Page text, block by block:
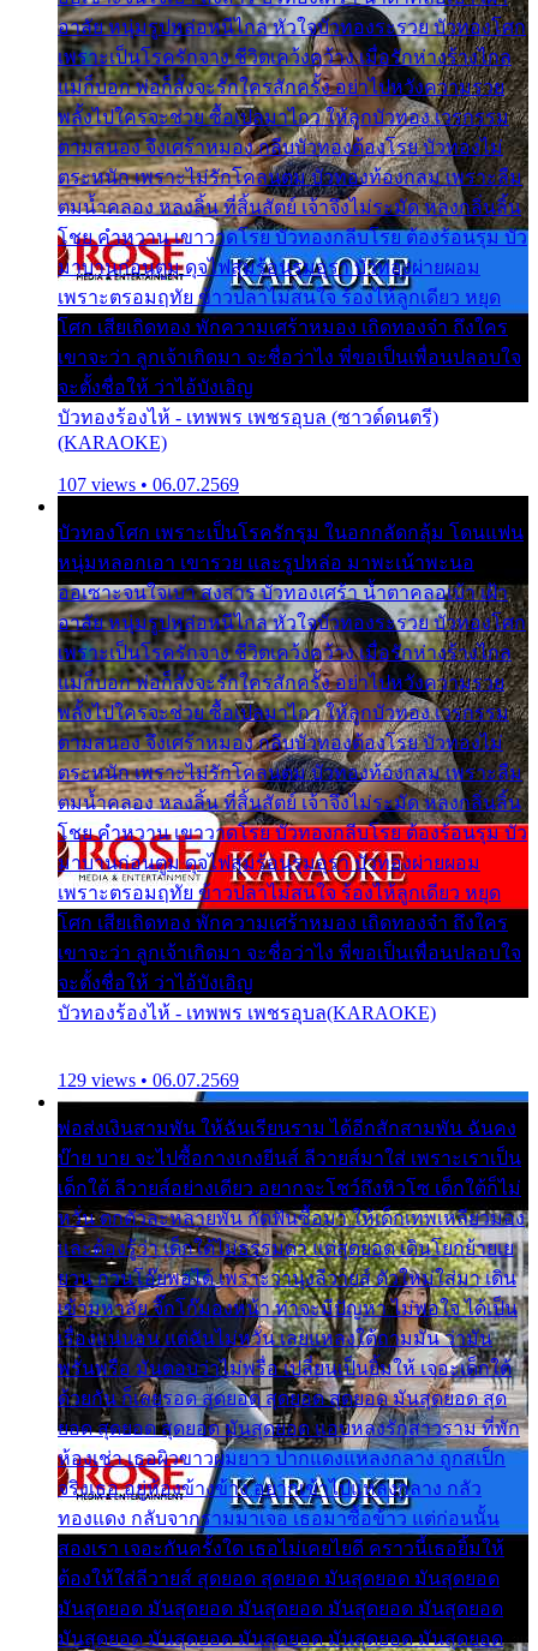
อาลัย หนุ่มรูปหล่อหนีไกล หัวใจบัวทองระรวย บัวทองโศก
เพราะเป็นโรครักจาง ชีวิตเคว้งคว้าง เมื่อรักห่างร้างไกล
แม่ก็บอก พ่อก็สั่งจะรักใครสักครั้ง อย่าไปหวังความรวย
พลั้งไปใครจะช่วย ซื้อเปลมาไกว ให้ลูกบัวทอง เวรกรรม
ตามสนอง จึงเศร้าหมอง กลีบบัวทองต้องโรย บัวทองไม่
ตระหนัก เพราะไม่รักโคลนตม บัวทองท้องกลม เพราะลืม
ตมน้ำคลอง หลงลิ้น ที่สิ้นสัตย์ เจ้าจึงไม่ระมัด หลงกลิ่นลิ้น
โชย คำหวาน เขาวาดโรย บัวทองกลีบโรย ต้องร้อนรุม บัว
มาบานก่อนตูม ดุจไฟสุมร้อนรุมอุรา บัวทองผ่ายผอม
เพราะตรอมฤทัย ข้าวปลาไม่สนใจ ร้องไห้ลูกเดียว หยุด
โศก เสียเถิดทอง พักความเศร้าหมอง เถิดทองจ๋า ถึงใคร
เขาจะว่า ลูกเจ้าเกิดมา จะชื่อว่าไง พี่ขอเป็นเพื่อนปลอบใจ
จะตั้งชื่อให้ ว่าไอ้บังเอิญ
บัวทองร้องไห้ - เทพพร เพชรอุบล (ซาวด์ดนตรี)
(KARAOKE)
107 views • 06.07.2569
บัวทองโศก เพราะเป็นโรครักรุม ในอกกลัดกลุ้ม โดนแฟน
หนุ่มหลอกเอา เขารวย และรูปหล่อ มาพะเน้าพะนอ
ออเซาะจนใจเบา สงสาร บัวทองเศร้า น้ำตาคลอเบ้า เฝ้า
อาลัย หนุ่มรูปหล่อหนีไกล หัวใจบัวทองระรวย บัวทองโศก
เพราะเป็นโรครักจาง ชีวิตเคว้งคว้าง เมื่อรักห่างร้างไกล
แม่ก็บอก พ่อก็สั่งจะรักใครสักครั้ง อย่าไปหวังความรวย
พลั้งไปใครจะช่วย ซื้อเปลมาไกว ให้ลูกบัวทอง เวรกรรม
ตามสนอง จึงเศร้าหมอง กลีบบัวทองต้องโรย บัวทองไม่
ตระหนัก เพราะไม่รักโคลนตม บัวทองท้องกลม เพราะลืม
ตมน้ำคลอง หลงลิ้น ที่สิ้นสัตย์ เจ้าจึงไม่ระมัด หลงกลิ่นลิ้น
โชย คำหวาน เขาวาดโรย บัวทองกลีบโรย ต้องร้อนรุม บัว
มาบานก่อนตูม ดุจไฟสุมร้อนรุมอุรา บัวทองผ่ายผอม
เพราะตรอมฤทัย ข้าวปลาไม่สนใจ ร้องไห้ลูกเดียว หยุด
โศก เสียเถิดทอง พักความเศร้าหมอง เถิดทองจ๋า ถึงใคร
เขาจะว่า ลูกเจ้าเกิดมา จะชื่อว่าไง พี่ขอเป็นเพื่อนปลอบใจ
จะตั้งชื่อให้ ว่าไอ้บังเอิญ
บัวทองร้องไห้ - เทพพร เพชรอุบล(KARAOKE)
129 views • 06.07.2569
พ่อส่งเงินสามพัน ให้ฉันเรียนราม ได้อีกสักสามพัน ฉันคง
บ๊าย บาย จะไปซื้อกางเกงยีนส์ ลีวายส์มาใส่ เพราะเราเป็น
เด็กใต้ ลีวายส์อย่างเดียว อยากจะโชว์ถึงหิวโซ เด็กใต้ก็ไม่
หวั่น ตกตัวละหลายพัน กัดฟันซื้อมา ให้เด็กเทพเหลียวมอง
และต้องรู้ว่า เด็กใต้ไม่ธรรมดา แต่สุดยอด เดินโยกย้ายเย
ยวน กวนโอ๊ยพอได้ เพราะว่านุ่งลีวายส์ ตัวใหม่ใส่มา เดิน
เข้ามหาลัย จิ๊กโก๊มองหน้า ท่าจะมีปัญหา ไม่พอใจ ได้เป็น
เรื่องแน่นอน แต่ฉันไม่หวั่น เลยแหลงใต้ถามมัน ว่ามัน
พรั่นพรือ มันตอบว่าไม่พรื่อ เปลี่ยนเป็นยิ้มให้ เจอะเด็กใต้
ด้วยกัน ก็เลยรอด สุดยอด สุดยอด สุดยอด มันสุดยอด สุด
ยอด สุดยอด สุดยอด มันสุดยอด แอบหลงรักสาวราม ที่พัก
ห้องเช่า เธอผิวขาวผมยาว ปากแดงแหลงกลาง ถูกสเป็ก
จริงเธอ อยู่ห้องข้างข้าง อยากเข้าไปแหลงกลาง กลัว
ทองแดง กลับจากรามมาเจอ เธอมาซื้อข้าว แต่ก่อนนั้น
สองเรา เจอะกันครั้งใด เธอไม่เคยไยดี คราวนี้เธอยิ้มให้
ต้องให้ใส่ลีวายส์ สุดยอด สุดยอด มันสุดยอด มันสุดยอด
มันสุดยอด มันสุดยอด มันสุดยอด มันสุดยอด มันสุดยอด
มันสุดยอด มันสุดยอด มันสุดยอด มันสุดยอด มันสุดยอด